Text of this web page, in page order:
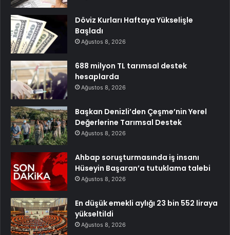
Döviz Kurları Haftaya Yükselişle
Başladı
Ağustos 8, 2026
688 milyon TL tarımsal destek
hesaplarda
Ağustos 8, 2026
Başkan Denizli’den Çeşme’nin Yerel
Değerlerine Tarımsal Destek
Ağustos 8, 2026
Ahbap soruşturmasında iş insanı
Hüseyin Başaran’a tutuklama talebi
Ağustos 8, 2026
En düşük emekli aylığı 23 bin 552 liraya
yükseltildi
Ağustos 8, 2026